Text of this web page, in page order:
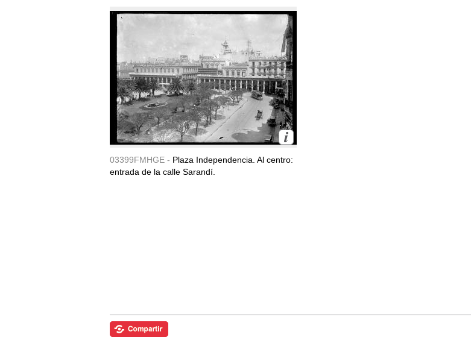
03399FMHGE - Plaza Independencia. Al centro:
entrada de la calle Sarandí.